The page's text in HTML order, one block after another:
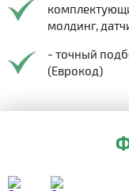
молдинг,
- точный
(Еврокод)